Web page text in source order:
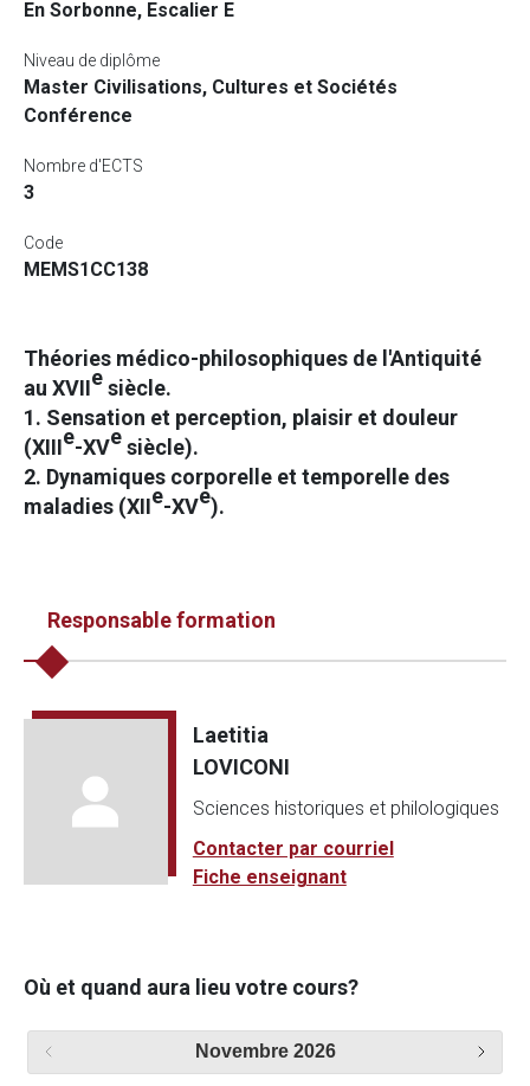
En Sorbonne, Escalier E
Niveau de diplôme
Master Civilisations, Cultures et Sociétés
Conférence
Nombre d'ECTS
3
Code
MEMS1CC138
Théories médico-philosophiques de l'Antiquité
au XVIIesiècle.
1. Sensation et perception, plaisir et douleur
(XIIIe-XVesiècle).
2. Dynamiques corporelle et temporelle des
maladies (XIIe-XVe).
Responsable formation
Laetitia
LOVICONI
Sciences historiques et philologiques
Contacter par courriel
Fiche enseignant
Où et quand aura lieu votre cours?
Novembre 2026